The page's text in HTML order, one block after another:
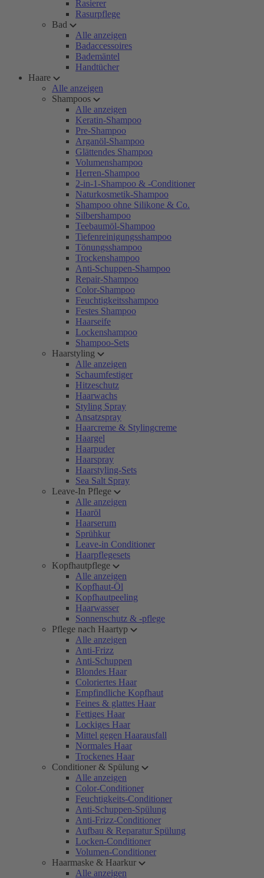
Rasierer
Rasurpflege
Bad
Alle anzeigen
Badaccessoires
Bademäntel
Handtücher
Haare
Alle anzeigen
Shampoos
Alle anzeigen
Keratin-Shampoo
Pre-Shampoo
Arganöl-Shampoo
Glättendes Shampoo
Volumenshampoo
Herren-Shampoo
2-in-1-Shampoo & -Conditioner
Naturkosmetik-Shampoo
Shampoo ohne Silikone & Co.
Silbershampoo
Teebaumöl-Shampoo
Tiefenreinigungsshampoo
Tönungsshampoo
Trockenshampoo
Anti-Schuppen-Shampoo
Repair-Shampoo
Color-Shampoo
Feuchtigkeitsshampoo
Festes Shampoo
Haarseife
Lockenshampoo
Shampoo-Sets
Haarstyling
Alle anzeigen
Schaumfestiger
Hitzeschutz
Haarwachs
Styling Spray
Ansatzspray
Haarcreme & Stylingcreme
Haargel
Haarpuder
Haarspray
Haarstyling-Sets
Sea Salt Spray
Leave-In Pflege
Alle anzeigen
Haaröl
Haarserum
Sprühkur
Leave-in Conditioner
Haarpflegesets
Kopfhautpflege
Alle anzeigen
Kopfhaut-Öl
Kopfhautpeeling
Haarwasser
Sonnenschutz & -pflege
Pflege nach Haartyp
Alle anzeigen
Anti-Frizz
Anti-Schuppen
Blondes Haar
Coloriertes Haar
Empfindliche Kopfhaut
Feines & glattes Haar
Fettiges Haar
Lockiges Haar
Mittel gegen Haarausfall
Normales Haar
Trockenes Haar
Conditioner & Spülung
Alle anzeigen
Color-Conditioner
Feuchtigkeits-Conditioner
Anti-Schuppen-Spülung
Anti-Frizz-Conditioner
Aufbau & Reparatur Spülung
Locken-Conditioner
Volumen-Conditioner
Haarmaske & Haarkur
Alle anzeigen